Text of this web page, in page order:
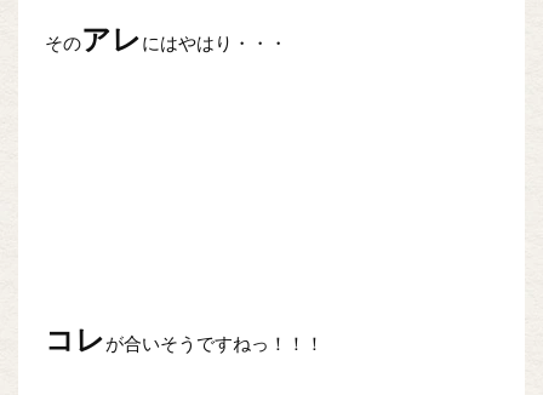
そのアレにはやはり・・・
コレが合いそうですねっ！！！